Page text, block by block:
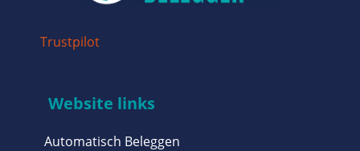
Trustpilot
Website links
Automatisch Beleggen